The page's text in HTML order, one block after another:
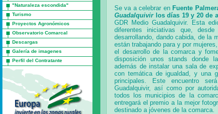
"Naturaleza escondida"
Turismo
Proyectos Agronómicos
Observatorio Comarcal
Descargas
Galería de imagenes
Perfil del Contratante
Se va a celebrar en Fuente
Guadalquivirlos días 19 y 20 de
GDR Medio Guadalquivir. Esta
diferentes iniciativas que,
desarrollando, dando cabida, de la
están trabajando para y por
el desarrollo de la comarca y
disposición unos stands donde
además de instalar una sala de
con temática de igualdad, y una
principales. Este encuentro
Guadalquivir, así como por
todos los municipios de la
entregará el premio a la mejor
destinado a jóvenes de la comarca.